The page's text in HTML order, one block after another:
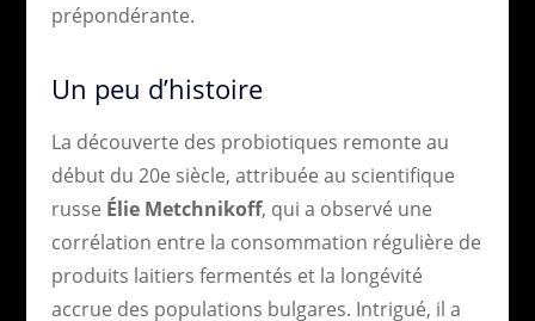
prépondérante.
Un peu d’histoire
La découverte des probiotiques remonte au
début du 20e siècle, attribuée au scientifique
russe Élie Metchnikoff, qui a observé une
corrélation entre la consommation régulière de
produits laitiers fermentés et la longévité
accrue des populations bulgares. Intrigué, il a